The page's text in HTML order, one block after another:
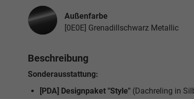
Außenfarbe
[0E0E] Grenadillschwarz Metallic
Beschreibung
Sonderausstattung:
[PDA] Designpaket "Style" (Dachreling in